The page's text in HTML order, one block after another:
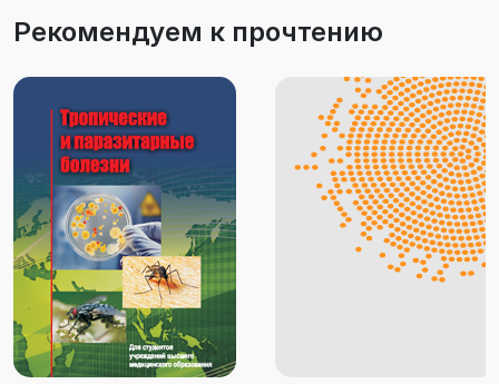
Рекомендуем к прочтению